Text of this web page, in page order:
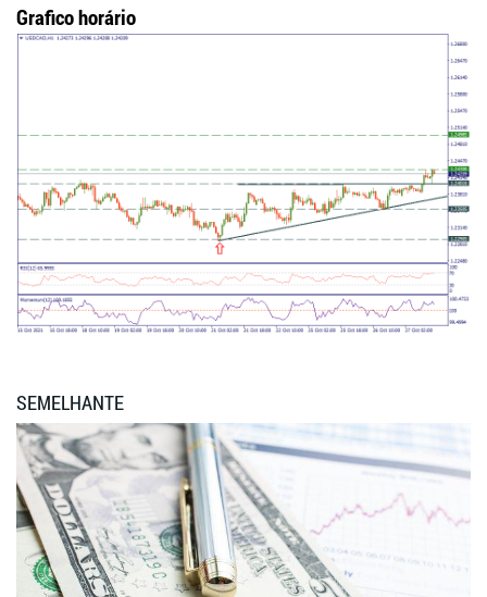
Grafico horário
SEMELHANTE